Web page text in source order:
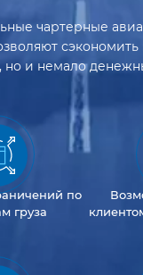
чартерные
сэкономить
но и немало
по
груза